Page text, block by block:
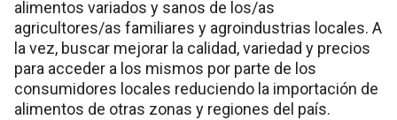
alimentos variados y sanos de los/as
agricultores/as familiares y agroindustrias locales. A
la vez, buscar mejorar la calidad, variedad y precios
para acceder a los mismos por parte de los
consumidores locales reduciendo la importación de
alimentos de otras zonas y regiones del país.